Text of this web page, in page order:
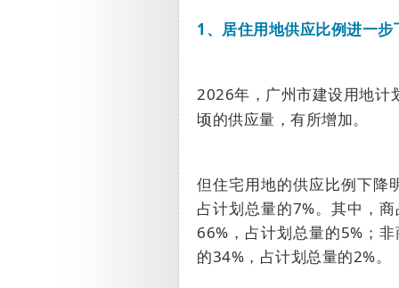
1 、居住用地供应比例进一步
2026年，广州市建设用地计
顷的供应量，有所增加。
但住宅用地的供应比例下降
占计划总量的7%。其中，
66% ，占计划总量的5% ；
的34% ，占计划总量的2%。